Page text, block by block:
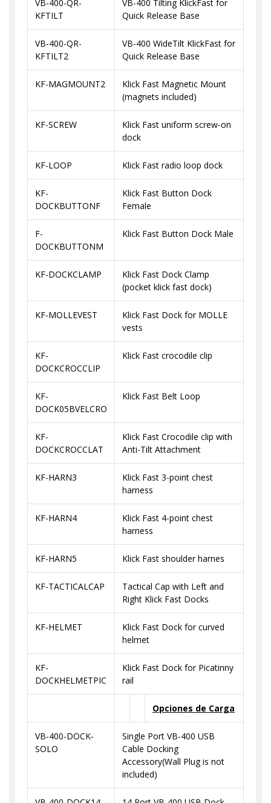
VB-400-QR-
KFTILT
VB-400 Tilting KlickFast for
Quick Release Base
VB-400-QR-
KFTILT2
VB-400 WideTilt KlickFast for
Quick Release Base
KF-MAGMOUNT2
Klick Fast Magnetic Mount
(magnets included)
KF-SCREW
Klick Fast uniform screw-on
dock
KF-LOOP Klick Fast radio loop dock
KF-
DOCKBUTTONF
Klick Fast Button Dock
Female
F-
DOCKBUTTONM
Klick Fast Button Dock Male
KF-DOCKCLAMP
Klick Fast Dock Clamp
(pocket klick fast dock)
KF-MOLLEVEST
Klick Fast Dock for MOLLE
vests
KF-
DOCKCROCCLIP
Klick Fast crocodile clip
KF-
DOCK05BVELCRO
Klick Fast Belt Loop
KF-
DOCKCROCCLAT
Klick Fast Crocodile clip with
Anti-Tilt Attachment
KF-HARN3
Klick Fast 3-point chest
harness
KF-HARN4
Klick Fast 4-point chest
harness
KF-HARN5 Klick Fast shoulder harnes
KF-TACTICALCAP
Tactical Cap with Left and
Right Klick Fast Docks
KF-HELMET
Klick Fast Dock for curved
helmet
KF-
DOCKHELMETPIC
Klick Fast Dock for Picatinny
rail
Opciones de Carga
VB-400-DOCK-
SOLO
Single Port VB-400 USB
Cable Docking
Accessory(Wall Plug is not
included)